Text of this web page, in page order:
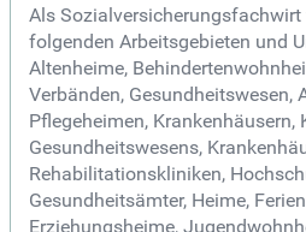
Als Sozialversicherungsfachwirt
folgenden Arbeitsgebieten und
Altenheime,
Verbänden, Gesundheitswesen,
Pflegeheimen, Krankenhäusern,
Gesundheitswesens,
Rehabilitationskliniken,
Gesundheitsämter, Heime,
Erziehungsheime,